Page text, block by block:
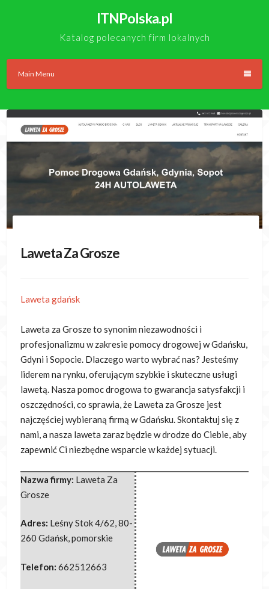
ITNPolska.pl
Katalog polecanych firm lokalnych
Main Menu
Laweta Za Grosze
Laweta gdańsk
Laweta za Grosze to synonim niezawodności i
profesjonalizmu w zakresie pomocy drogowej w Gdańsku,
Gdyni i Sopocie. Dlaczego warto wybraćnas? Jesteśmy
liderem na rynku, oferującym szybkie i skuteczne usługi
lawetą. Nasza pomoc drogowa to gwarancja satysfakcji i
oszczędności, co sprawia, że Laweta za Grosze jest
najczęściej wybieraną firmą w Gdańsku. Skontaktuj się z
nami, a nasza laweta zaraz będzie w drodze do Ciebie, aby
zapewnić Ci niezbędne wsparcie w każdej sytuacji.
Nazwa firmy: Laweta Za
Grosze
Adres: Leśny Stok 4/62,80-
260 Gdańsk,pomorskie
Telefon: 662512663